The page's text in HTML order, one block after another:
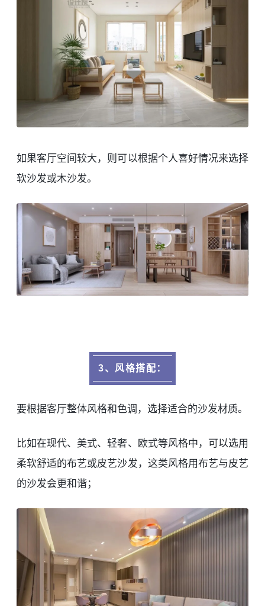
如果客厅空间较大，则可以根据个人喜好情况来选择
软沙发或木沙发。
3、风格搭配：
要根据客厅整体风格和色调，选择适合的沙发材质。
比如在现代、美式、轻奢、欧式等风格中，可以选用
柔软舒适的布艺或皮艺沙发，这类风格用布艺与皮艺
的沙发会更和谐；